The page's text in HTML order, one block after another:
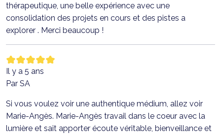
thérapeutique, une belle expérience avec une
consolidation des projets en cours et des pistes a
explorer . Merci beaucoup !
Il y a 5 ans
Par SA
Si vous voulez voir une authentique médium, allez voir
Marie-Angès. Marie-Angès travail dans le coeur avec la
lumière et sait apporter écoute véritable, bienveillance et